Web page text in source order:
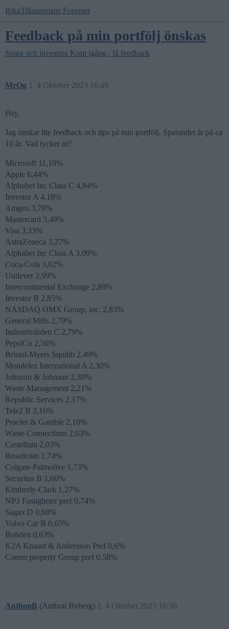
RikaTillsammans Forumet
Feedback på min portfölj önskas
Spara och investera Kom igång / få feedback
MrOg 4 Oktober 2023 16:49
1
Hej,
Jag önskar lite feedback och tips på min portfölj. Sparandet är på ca
10 år. Vad tycker ni?
Microsoft 11,19%
Apple 6,44%
Alphabet Inc Class C 4,84%
Investor A 4,18%
Amgen 3,79%
Mastercard 3,49%
Visa 3,33%
AstraZeneca 3,27%
Alphabet Inc Class A 3,09%
Coca-Cola 3,02%
Unilever 2,99%
Intercontinental Exchange 2,89%
Investor B 2,85%
NASDAQ OMX Group, inc. 2,83%
General Mills 2,79%
Industrivärden C 2,79%
PepsiCo 2,56%
Bristol-Myers Squibb 2,49%
Mondelez International A 2,30%
Johnson & Johnson 2,30%
Waste Management 2,21%
Republic Services 2,17%
Tele2 B 2,16%
Procter & Gamble 2,10%
Waste Connections 2,03%
Castellum 2,03%
Broadcom 1,74%
Colgate-Palmolive 1,73%
Securitas B 1,60%
Kimberly-Clark 1,27%
NP3 Fastigheter pref 0,74%
Sagax D 0,68%
Volvo Car B 0,65%
Boliden 0,63%
K2A Knaust & Andersson Pref 0,6%
Corem property Group pref 0,58%
AnthonB (Anthon Byberg) 4 Oktober 2023 16:56
2